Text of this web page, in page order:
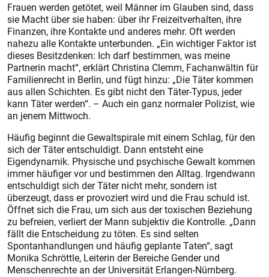
Frauen werden getötet, weil Männer im Glauben sind, dass
sie Macht über sie haben: über ihr Freizeitverhalten, ihre
Finanzen, ihre Kontakte und anderes mehr. Oft werden
nahezu alle Kontakte unterbunden. „Ein wichtiger Faktor ist
dieses Besitzdenken: Ich darf bestimmen, was meine
Partnerin macht“, erklärt Christina Clemm, Fachanwältin für
Familienrecht in Berlin, und fügt hinzu: „Die Täter kommen
aus allen Schichten. Es gibt nicht den Täter-Typus, jeder
kann Täter werden“. – Auch ein ganz normaler Polizist, wie
an jenem Mittwoch.
Häufig beginnt die Gewaltspirale mit einem Schlag, für den
sich der Täter entschuldigt. Dann entsteht eine
Eigendynamik. Physische und psychische Gewalt kommen
immer häufiger vor und bestimmen den Alltag. Irgendwann
entschuldigt sich der Täter nicht mehr, sondern ist
überzeugt, dass er provoziert wird und die Frau schuld ist.
Öffnet sich die Frau, um sich aus der toxischen Beziehung
zu befreien, verliert der Mann subjektiv die Kontrolle. „Dann
fällt die Entscheidung zu töten. Es sind selten
Spontanhandlungen und häufig geplante Taten“, sagt
Monika Schröttle, Leiterin der Bereiche Gender und
Menschenrechte an der Universität Erlangen-Nürnberg.